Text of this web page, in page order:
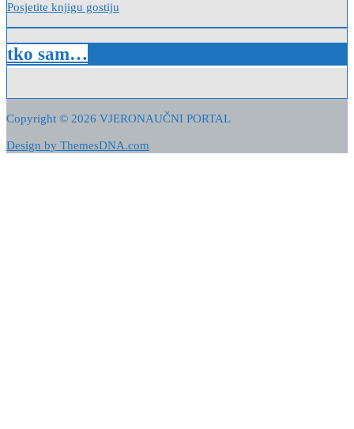
Posjetite knjigu gostiju
tko sam…
Copyright © 2026 VJERONAUČNI PORTAL
Design by ThemesDNA.com